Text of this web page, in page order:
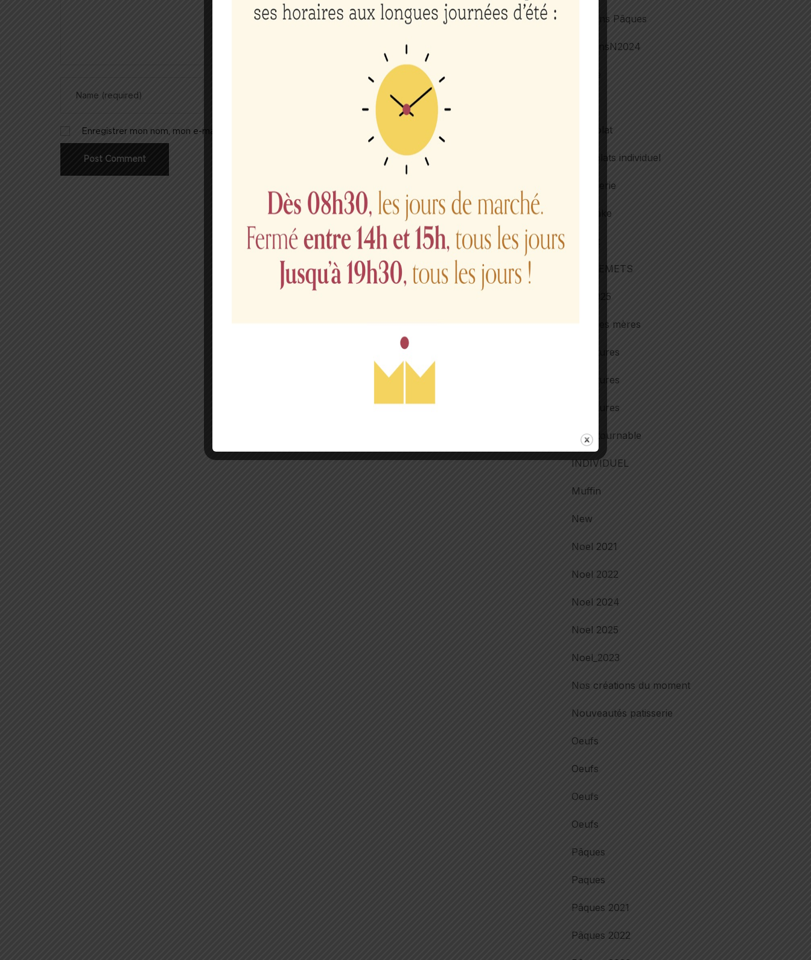
Enregistrer mon nom, mon e-mail et mon site dans le navigateur pour mon prochain commentaire.
Ballotins Pâques
ballotinsN2024
Chocolat
chocolats individuel
confiserie
Cupcake
ENTREMETS
Ete 2025
Fête des mères
Garnitures
Garnitures
Garnitures
incontournable
INDIVIDUEL
Muffin
New
Noel 2021
Noel 2022
Noel 2024
Noel 2025
Noel_2023
Nos créations du moment
Nouveautés patisserie
Oeufs
Oeufs
Oeufs
Oeufs
Pâques
Paques
Pâques 2021
Pâques 2022